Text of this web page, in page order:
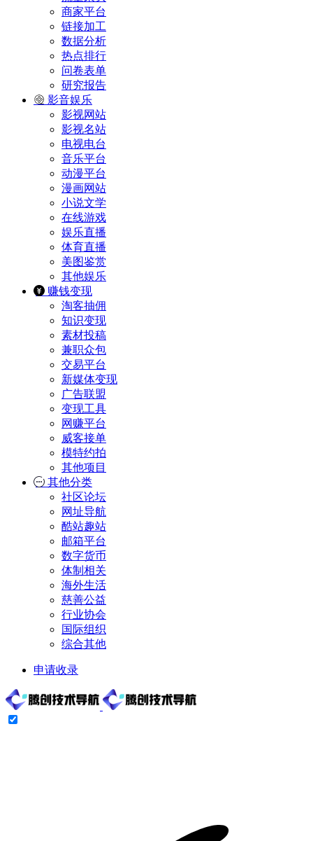
商家平台
链接加工
数据分析
热点排行
问卷表单
研究报告
影音娱乐
影视网站
影视名站
电视电台
音乐平台
动漫平台
漫画网站
小说文学
在线游戏
娱乐直播
体育直播
美图鉴赏
其他娱乐
赚钱变现
淘客抽佣
知识变现
素材投稿
兼职众包
交易平台
新媒体变现
广告联盟
变现工具
网赚平台
威客接单
模特约拍
其他项目
其他分类
社区论坛
网址导航
酷站趣站
邮箱平台
数字货币
体制相关
海外生活
慈善公益
行业协会
国际组织
综合其他
申请收录